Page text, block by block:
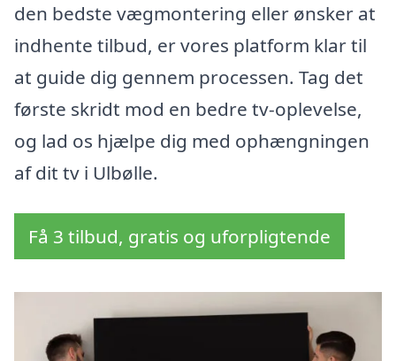
den bedste vægmontering eller ønsker at
indhente tilbud, er vores platform klar til
at guide dig gennem processen. Tag det
første skridt mod en bedre tv-oplevelse,
og lad os hjælpe dig med ophængningen
af dit tv i Ulbølle.
Få 3 tilbud, gratis og uforpligtende